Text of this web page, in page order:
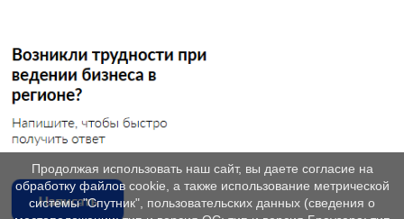
Продолжая использовать наш сайт, вы даете согласие на
обработку файлов cookie, а также использование метрической
системы "Спутник", пользовательских данных (сведения о